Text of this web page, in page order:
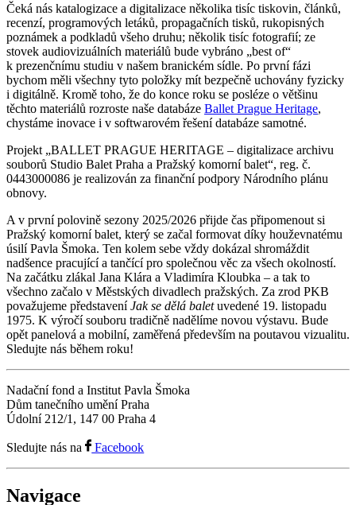
Čeká nás katalogizace a digitalizace několika tisíc tiskovin, článků,
recenzí, programových letáků, propagačních tisků, rukopisných
poznámek a podkladů všeho druhu; několik tisíc fotografií; ze
stovek audiovizuálních materiálů bude vybráno „best of“
k prezenčnímu studiu v našem branickém sídle. Po první fázi
bychom měli všechny tyto položky mít bezpečně uchovány fyzicky
i digitálně. Kromě toho, že do konce roku se posléze o většinu
těchto materiálů rozroste naše databáze Ballet Prague Heritage,
chystáme inovace i v softwarovém řešení databáze samotné.
Projekt „BALLET PRAGUE HERITAGE – digitalizace archivu
souborů Studio Balet Praha a Pražský komorní balet“, reg. č.
0443000086 je realizován za finanční podpory Národního plánu
obnovy.
A v první polovině sezony 2025/2026 přijde čas připomenout si
Pražský komorní balet, který se začal formovat díky houževnatému
úsilí Pavla Šmoka. Ten kolem sebe vždy dokázal shromáždit
nadšence pracující a tančící pro společnou věc za všech okolností.
Na začátku zlákal Jana Klára a Vladimíra Kloubka – a tak to
všechno začalo v Městských divadlech pražských. Za zrod PKB
považujeme představeníJak se dělá baletuvedené 19. listopadu
1975. K výročí souboru tradičně nadělíme novou výstavu. Bude
opět panelová a mobilní, zaměřená především na poutavou vizualitu.
Sledujte nás během roku!
Nadační fond a Institut Pavla Šmoka
Dům tanečního umění Praha
Údolní 212/1, 147 00 Praha 4
Sledujte nás na Facebook
Navigace